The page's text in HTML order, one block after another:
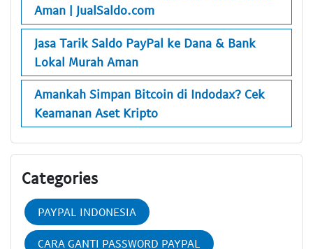
Aman | JualSaldo.com
Jasa Tarik Saldo PayPal ke Dana & Bank
Lokal Murah Aman
Amankah Simpan Bitcoin di Indodax? Cek
Keamanan Aset Kripto
Categories
PAYPAL INDONESIA
CARA GANTI PASSWORD PAYPAL